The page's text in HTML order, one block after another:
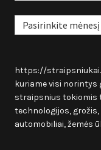
Seni
straipsniai
https://
kuriame visi
straipsnius tokiomis
technologijos,
automobiliai, žemės